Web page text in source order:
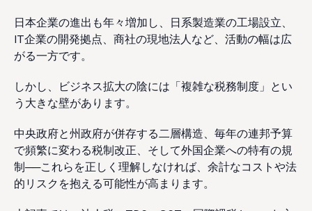
日本企業の進出も年々増加し、日系製造業の工場設立、
IT企業の開発拠点、商社の現地法人など、活動の幅は広
がる一方です。
しかし、ビジネス拡大の陰には「複雑な税務制度」とい
う大きな壁があります。
中央政府と州政府が併存する二層構造、毎年の連邦予算
で頻繁に変わる税制改正、そして外国企業への特有の規
制──これらを正しく理解しなければ、余計なコストや法
的リスクを抱える可能性が高まります。